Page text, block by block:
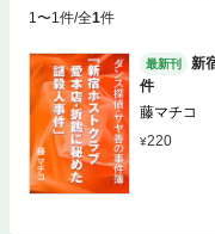
1〜1件/全1件
最新刊
新
件
藤マチコ
220